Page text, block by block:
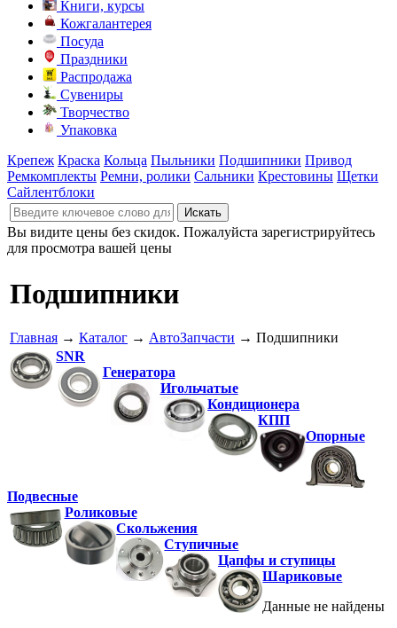
Книги, курсы
Кожгалантерея
Посуда
Праздники
Распродажа
Сувениры
Творчество
Упаковка
Крепеж Краска Кольца Пыльники Подшипники Привод
Ремкомплекты Ремни, ролики Сальники Крестовины Щетки
Сайлентблоки
Вы видите цены без скидок. Пожалуйста зарегистрируйтесь
для просмотра вашей цены
Подшипники
Главная → Каталог → АвтоЗапчасти → Подшипники
SNR
Генератора
Игольчатые
Кондиционера
КПП
Опорные
Подвесные
Роликовые
Скольжения
Ступичные
Цапфы и ступицы
Шариковые
Данные не найдены